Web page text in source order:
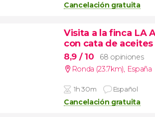
Cancelación gratuita
Visita a la finca LA
con cata de aceites
8,9 / 10
68 opiniones
Ronda (23.7km), España
1h 30m Español
Cancelación gratuita